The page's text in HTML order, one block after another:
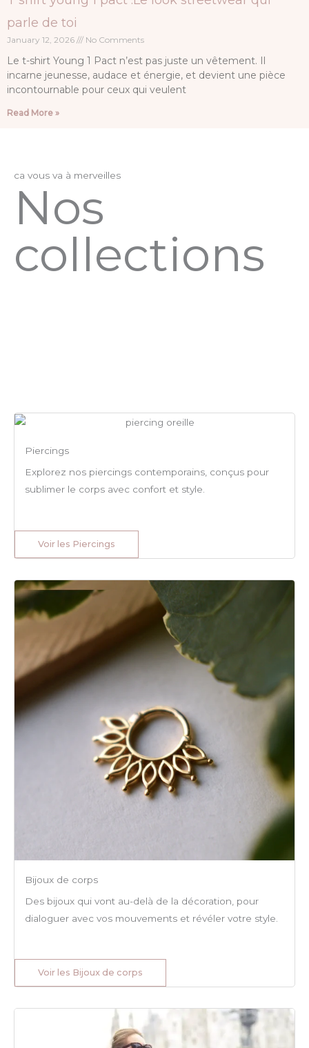
parle de toi
January 12, 2026 No Comments
Le t-shirt Young 1 Pact n’est pas juste un vêtement. Il
incarne jeunesse, audace et énergie, et devient une pièce
incontournable pour ceux qui veulent
Read More »
ca vous va à merveilles
Nos
collections
Piercings
Explorez nos piercings contemporains, conçus pour
sublimer le corps avec confort et style.
Voir les Piercings
Bijoux de corps
Des bijoux qui vont au-delà de la décoration, pour
dialoguer avec vos mouvements et révéler votre style.
Voir les Bijoux de corps